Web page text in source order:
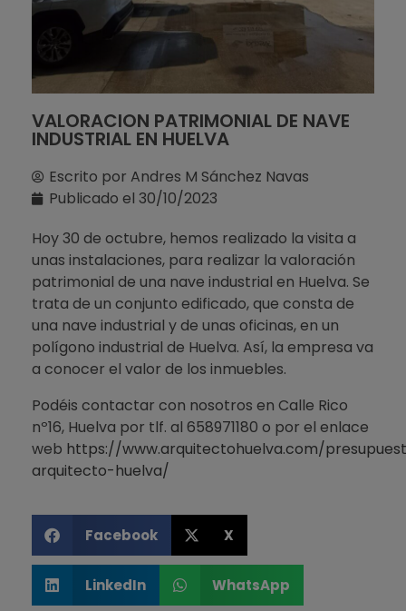
VALORACION PATRIMONIAL DE NAVE
INDUSTRIAL EN HUELVA
Escrito por Andres M Sánchez Navas
Publicado el 30/10/2023
Hoy 30 de octubre, hemos realizado la visita a
unas instalaciones, para realizar la valoración
patrimonial de una nave industrial en Huelva. Se
trata de un conjunto edificado, que consta de
una nave industrial y de unas oficinas, en un
polígono industrial de Huelva. Así, la empresa va
a conocer el valor de los inmuebles.
Podéis contactar con nosotros en Calle Rico
nº16, Huelva por tlf. al 658971180 o por el enlace
web https://www.arquitectohuelva.com/
arquitecto-huelva/
Facebook X
LinkedIn WhatsApp